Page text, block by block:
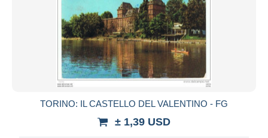
TORINO: IL CASTELLO DEL VALENTINO - FG
± 1,39 USD